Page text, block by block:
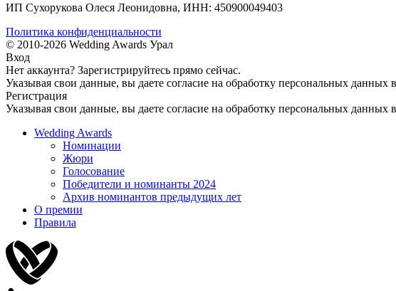
ИП Сухорукова Олеся Леонидовна, ИНН: 450900049403
Политика конфиденциальности
© 2010-2026 Wedding Awards Урал
Вход
Нет аккаунта? Зарегистрируйтесь прямо сейчас.
Указывая свои данные, вы даете согласие на обработку персональных данных
Регистрация
Указывая свои данные, вы даете согласие на обработку персональных данных
Wedding Awards
Номинации
Жюри
Голосование
Победители и номинанты 2024
Архив номинантов предыдущих лет
О премии
Правила